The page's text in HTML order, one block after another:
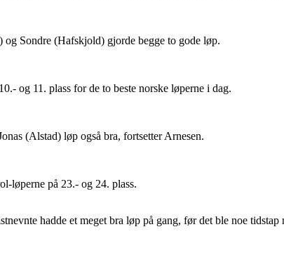
Sondre (Hafskjold) gjorde begge to gode løp.
og 11. plass for de to beste norske løperne i dag.
(Alstad) løp også bra, fortsetter Arnesen.
løperne på 23.- og 24. plass.
hadde et meget bra løp på gang, før det ble noe tidstap